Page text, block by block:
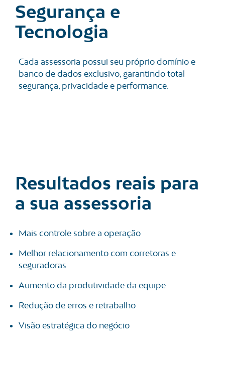
Segurança e
Tecnologia
Cada assessoria possui seu próprio domínio e
banco de dados exclusivo, garantindo total
segurança, privacidade e performance.
Resultados reais para
a sua assessoria
Mais controle sobre a operação
Melhor relacionamento com corretoras e
seguradoras
Aumento da produtividade da equipe
Redução de erros e retrabalho
Visão estratégica do negócio